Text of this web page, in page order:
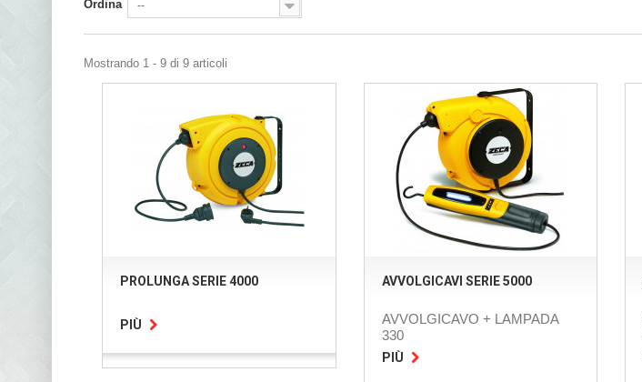
Ordina --
Mostrando 1 - 9 di 9 articoli
PROLUNGA SERIE 4000
PIÙ
AVVOLGICAVI SERIE 5000
AVVOLGICAVO + LAMPADA
330
PIÙ